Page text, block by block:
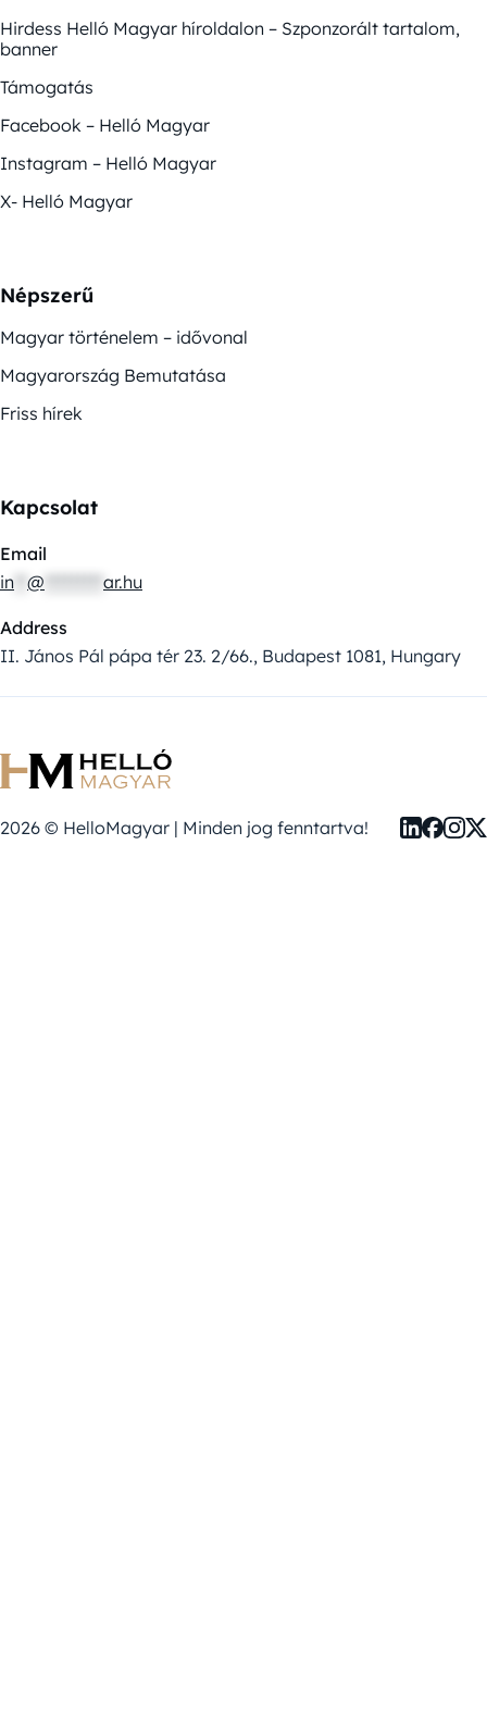
Hirdess Helló Magyar híroldalon – Szponzorált tartalom,
banner
Támogatás
Facebook – Helló Magyar
Instagram – Helló Magyar
X- Helló Magyar
Népszerű
Magyar történelem – idővonal
Magyarország Bemutatása
Friss hírek
Kapcsolat
Email
in @ ar.hu
Address
II. János Pál pápa tér 23. 2/66., Budapest 1081, Hungary
2026 © HelloMagyar | Minden jog fenntartva!